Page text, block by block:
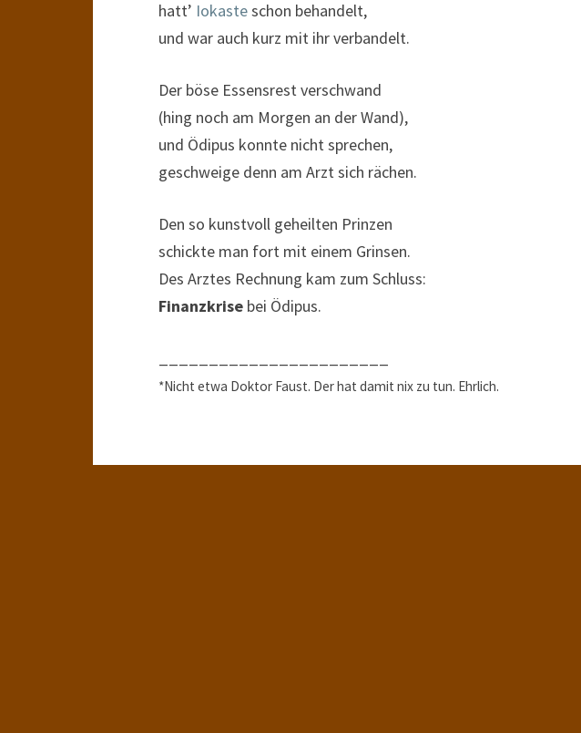
hatt’ Iokasteschon behandelt,
und war auch kurz mit ihr verbandelt.
Der böse Essensrest verschwand
(hing noch am Morgen an der Wand),
und Ödipus konnte nicht sprechen,
geschweige denn am Arzt sich rächen.
Den so kunstvoll geheilten Prinzen
schickte man fort mit einem Grinsen.
Des Arztes Rechnung kam zum Schluss:
Finanzkrise bei Ödipus.
*Nicht etwa Doktor Faust. Der hat damit nix zu tun. Ehrlich.